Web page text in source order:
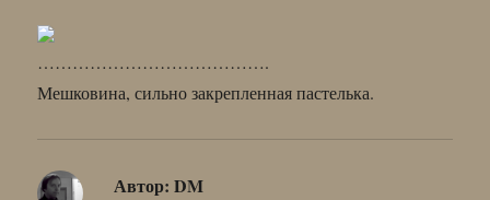
………………………………….
Мешковина, сильно закрепленная пастелька.
Автор: DM